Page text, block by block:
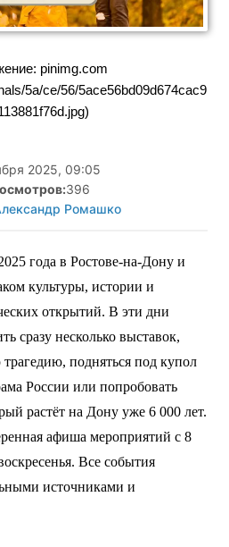
pinimg.com
5a/ce/56/5ace56bd09d674cac9
2025, 09:05
396
Ромашко
года в Ростове-на-Дону и
культуры, истории и
открытий. В эти дни
сразу несколько выставок,
подняться под купол
России или попробовать
растёт на Дону уже 6 000 лет.
афиша мероприятий с 8
Все события
источниками и